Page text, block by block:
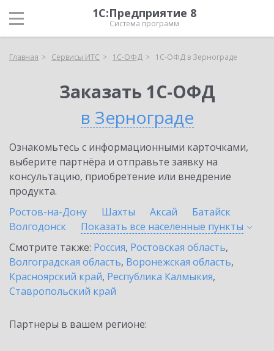
1С:Предприятие 8
Система программ
Главная Сервисы ИТС 1С-ОФД 1С-ОФД в Зернограде
Заказать 1С-ОФД
в Зернограде
Ознакомьтесь с информационными карточками,
выберите партнёра и отправьте заявку на
консультацию, приобретение или внедрение
продукта.
Ростов-на-Дону
Шахты Аксай
Батайск
Волгодонск
Показать все населенные пункты
Смотрите также: Россия, Ростовская область,
Волгоградская область, Воронежская область,
Красноярский край, Республика Калмыкия,
Ставропольский край
Партнеры в вашем регионе: